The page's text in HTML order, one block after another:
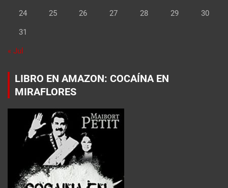
24 25 26 27 28 29 30
31
« Jul
LIBRO EN AMAZON: COCAÍNA EN
MIRAFLORES